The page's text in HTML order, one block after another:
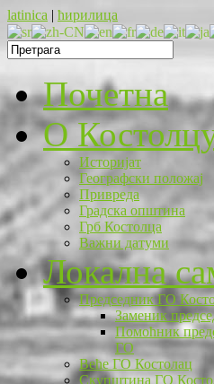
latinica | ћирилица
Почетна
O
Историјат
Географски положај
Привреда
Градска општина
Грб Костолца
Важни датуми
Локална
Председник ГО
Заменик
Помоћник
ГО
Веће ГО Костолац
Скупштина ГО